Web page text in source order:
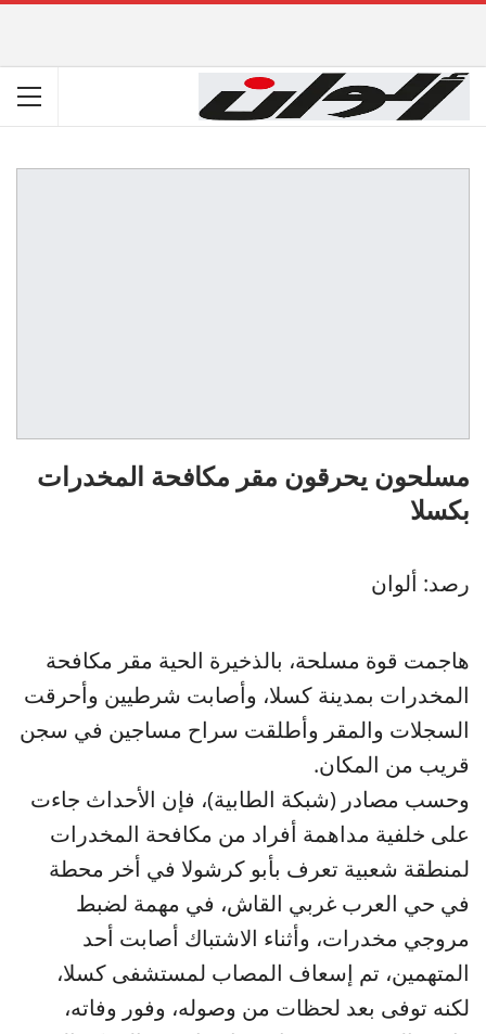
مسلحون يحرقون مقر مكافحة المخدرات
بكسلا
رصد: ألوان
هاجمت قوة مسلحة، بالذخيرة الحية مقر مكافحة
المخدرات بمدينة كسلا، وأصابت شرطيين وأحرقت
السجلات والمقر وأطلقت سراح مساجين في سجن
قريب من المكان.
وحسب مصادر (شبكة الطابية)، فإن الأحداث جاءت
على خلفية مداهمة أفراد من مكافحة المخدرات
لمنطقة شعبية تعرف بأبو كرشولا في أخر محطة
في حي العرب غربي القاش، في مهمة لضبط
مروجي مخدرات، وأثناء الاشتباك أصابت أحد
المتهمين، تم إسعاف المصاب لمستشفى كسلا،
لكنه توفى بعد لحظات من وصوله، وفور وفاته،